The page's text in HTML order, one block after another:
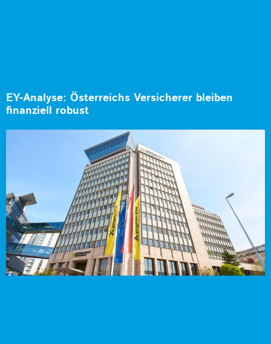
EY-Analyse: Österreichs Versicherer bleiben
finanziell robust